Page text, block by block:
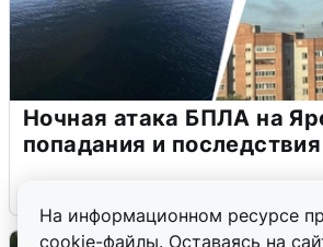
На информационном ресурсе
cookie-файлы. Оставаясь на
Ночная атака БПЛА на
попадания и последствия